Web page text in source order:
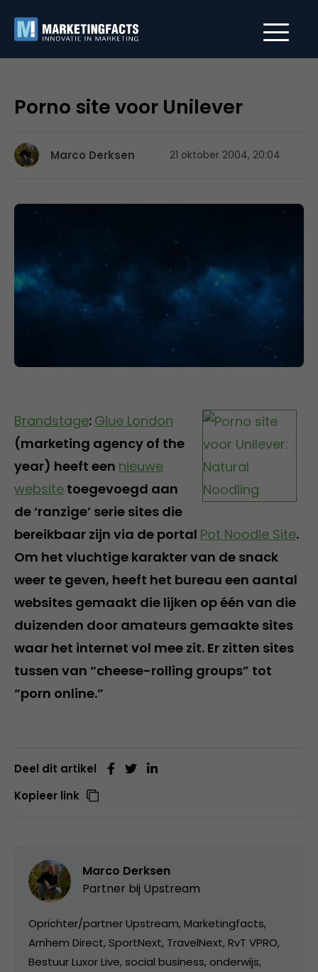
Porno site voor Unilever
Marco Derksen 21 oktober 2004, 20:04
Brandstage: Glue London
(marketing agency of the
year) heeft een nieuwe
website toegevoegd aan
de ‘ranzige’ serie sites die
bereikbaar zijn via de portal Pot Noodle Site.
Om het vluchtige karakter van de snack
weer te geven, heeft het bureau een aantal
websites gemaakt die lijken op één van die
duizenden door amateurs gemaakte sites
waar het internet vol mee zit. Er zitten sites
tussen van “cheese-rolling groups” tot
“porn online.”
Deel dit artikel
Kopieer link
Marco Derksen
Partner bij Upstream
Oprichter/partner Upstream, Marketingfacts,
Arnhem Direct, SportNext, TravelNext, RvT VPRO,
Bestuur Luxor Live, social business, onderwijs,